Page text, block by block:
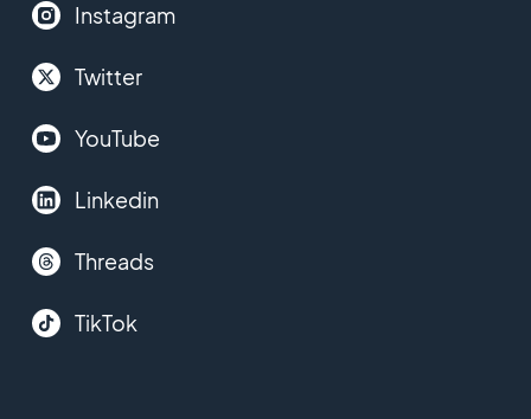
Instagram
Twitter
YouTube
Linkedin
Threads
TikTok